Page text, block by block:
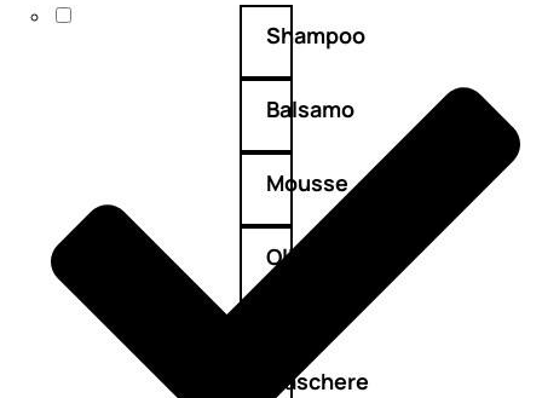
Shampoo
Balsamo
Mousse
Olii
capelli
Maschere